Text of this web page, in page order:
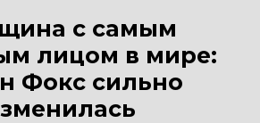
с самым
лицом в мире:
Фокс сильно